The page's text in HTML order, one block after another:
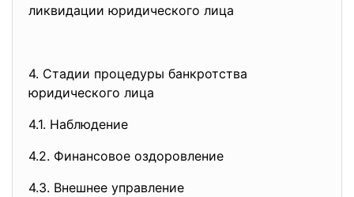
ликвидации юридического лица
4. Стадии процедуры банкротства
юридического лица
4.1. Наблюдение
4.2. Финансовое оздоровление
4.3. Внешнее управление